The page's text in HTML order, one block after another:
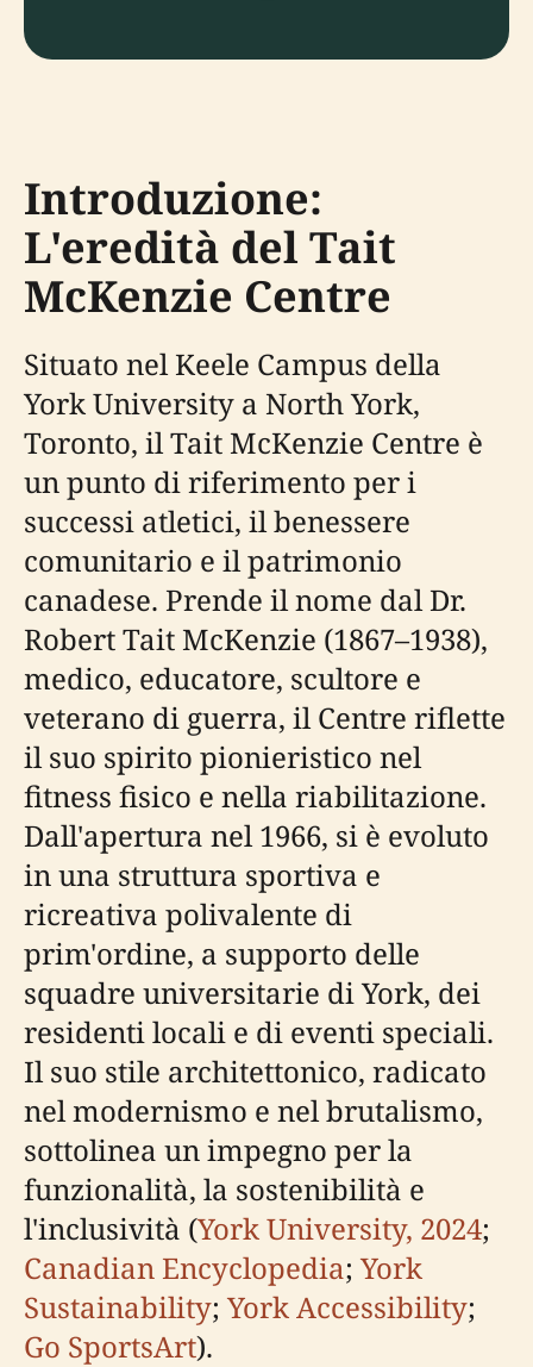
Introduzione:
L'eredità del Tait
McKenzie Centre
Situato nel Keele Campus della
York University a North York,
Toronto, il Tait McKenzie Centre è
un punto di riferimento per i
successi atletici, il benessere
comunitario e il patrimonio
canadese. Prende il nome dal Dr.
Robert Tait McKenzie (1867–1938),
medico, educatore, scultore e
veterano di guerra, il Centre riflette
il suo spirito pionieristico nel
fitness fisico e nella riabilitazione.
Dall'apertura nel 1966, si è evoluto
in una struttura sportiva e
ricreativa polivalente di
prim'ordine, a supporto delle
squadre universitarie di York, dei
residenti locali e di eventi speciali.
Il suo stile architettonico, radicato
nel modernismo e nel brutalismo,
sottolinea un impegno per la
funzionalità, la sostenibilità e
l'inclusività (York University, 2024;
Canadian Encyclopedia; York
Sustainability; York Accessibility;
Go SportsArt).